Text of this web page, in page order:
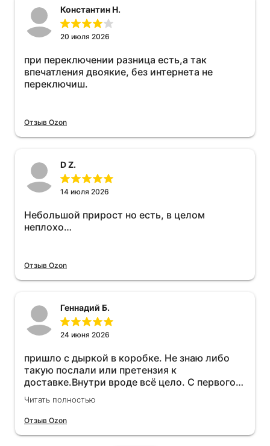
Константин Н.
20 июля 2026
при переключении разница есть,а так
впечатления двоякие, без интернета не
переключиш.
Отзыв Ozon
D Z.
14 июля 2026
Небольшой прирост но есть, в целом
неплохо…
Отзыв Ozon
Геннадий Б.
24 июня 2026
пришло с дыркой в коробке. Не знаю либо
такую послали или претензия к
доставке.Внутри вроде всё цело. С первого
раза установить не получается не знаю
может интернет дурит. Четыре звёзды за
упаковку с дыркой.Как опробую дополню
Читать полностью
Отзыв Ozon